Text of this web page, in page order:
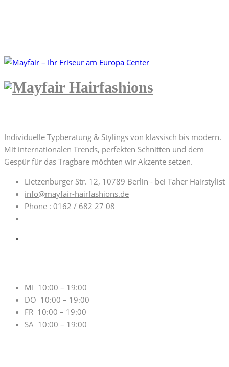
Individuelle Typberatung & Stylings von klassisch bis modern.
Mit internationalen Trends, perfekten Schnitten und dem
Gespür für das Tragbare möchten wir Akzente setzen.
Lietzenburger Str. 12, 10789 Berlin - bei Taher Hairstylist
info@mayfair-hairfashions.de
Phone : 0162 / 682 27 08
MI 10:00 – 19:00
DO 10:00 – 19:00
FR 10:00 – 19:00
SA 10:00 – 19:00